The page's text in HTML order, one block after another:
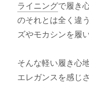
ライニングで履き
のそれとは全く違
ズやモカシンを履
そんな軽い履き心
エレガンスを感じ